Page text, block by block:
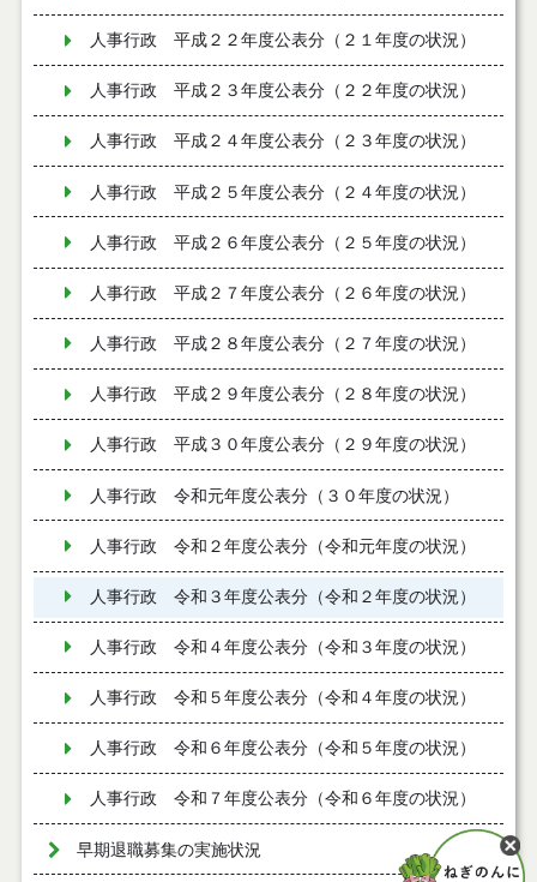
人事行政 平成２２年度公表分（２１年度の状況）
人事行政 平成２３年度公表分（２２年度の状況）
人事行政 平成２４年度公表分（２３年度の状況）
人事行政 平成２５年度公表分（２４年度の状況）
人事行政 平成２６年度公表分（２５年度の状況）
人事行政 平成２７年度公表分（２６年度の状況）
人事行政 平成２８年度公表分（２７年度の状況）
人事行政 平成２９年度公表分（２８年度の状況）
人事行政 平成３０年度公表分（２９年度の状況）
人事行政 令和元年度公表分（３０年度の状況）
人事行政 令和２年度公表分（令和元年度の状況）
人事行政 令和３年度公表分（令和２年度の状況）
人事行政 令和４年度公表分（令和３年度の状況）
人事行政 令和５年度公表分（令和４年度の状況）
人事行政 令和６年度公表分（令和５年度の状況）
人事行政 令和７年度公表分（令和６年度の状況）
早期退職募集の実施状況